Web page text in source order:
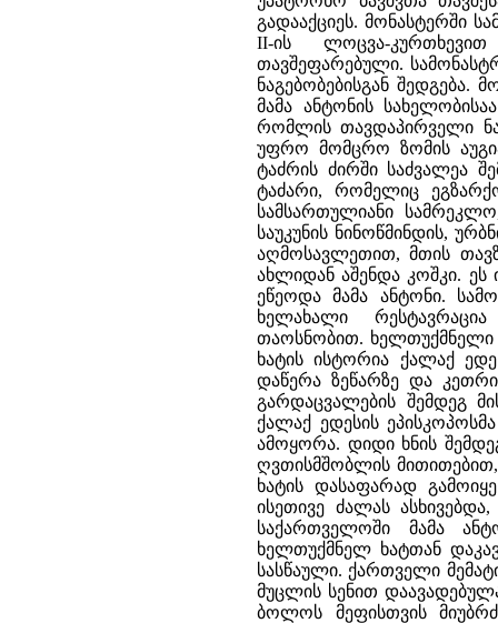
გადააქციეს. მონასტერში
II-ის ლოცვა-
თავშეფარებული.
ნაგებობებისგან შედგება.
მამა ანტონის
რომლის თავდაპირველი
უფრო მომცრო ზომის
ტაძრის ძირში საძვალეა
ტაძარი, რომელიც
სამსართულიანი
საუკუნის ნინოწმინდის,
აღმოსავლეთით, მთის
ახლიდან აშენდა კოშკი.
ეწეოდა მამა ანტონი.
ხელახალი
თაოსნობით. ხელთუქმნელი
ხატის ისტორია ქალაქ
დაწერა ზეწარზე და
გარდაცვალების შემდეგ
ქალაქ ედესის
ამოყორა. დიდი ხნის
ღვთისმშობლის მითითებით,
ხატის დასაფარად
ისეთივე ძალას
საქართველოში მამა
ხელთუქმნელ ხატთან
სასწაული. ქართველი
მუცლის სენით
ბოლოს მეფისთვის